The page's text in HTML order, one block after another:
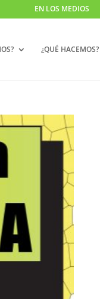
EN LOS MEDIOS
¿QUÉ HACEMOS?